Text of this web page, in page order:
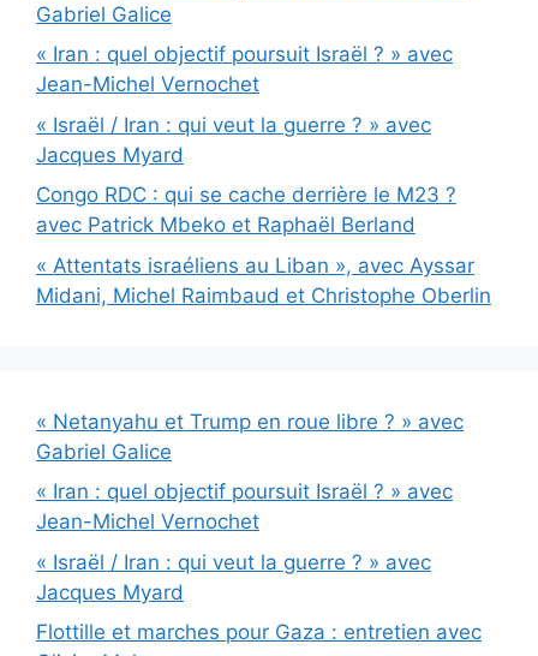
Gabriel Galice
« Iran : quel objectif poursuit Israël ? » avec
Jean-Michel Vernochet
« Israël / Iran : qui veut la guerre ? » avec
Jacques Myard
Congo RDC : qui se cache derrière le M23 ?
avec Patrick Mbeko et Raphaël Berland
« Attentats israéliens au Liban », avec Ayssar
Midani, Michel Raimbaud et Christophe Oberlin
« Netanyahu et Trump en roue libre ? » avec
Gabriel Galice
« Iran : quel objectif poursuit Israël ? » avec
Jean-Michel Vernochet
« Israël / Iran : qui veut la guerre ? » avec
Jacques Myard
Flottille et marches pour Gaza : entretien avec